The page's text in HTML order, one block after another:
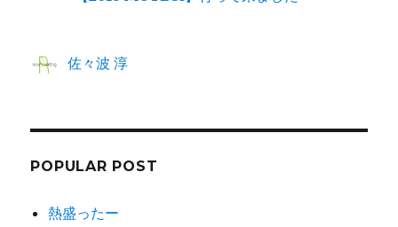
佐々波 淳
POPULAR POST
熱盛ったー